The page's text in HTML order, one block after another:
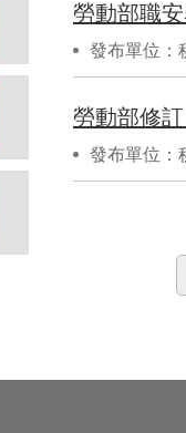
勞動部職
發布單位：
勞動部修
發布單位：